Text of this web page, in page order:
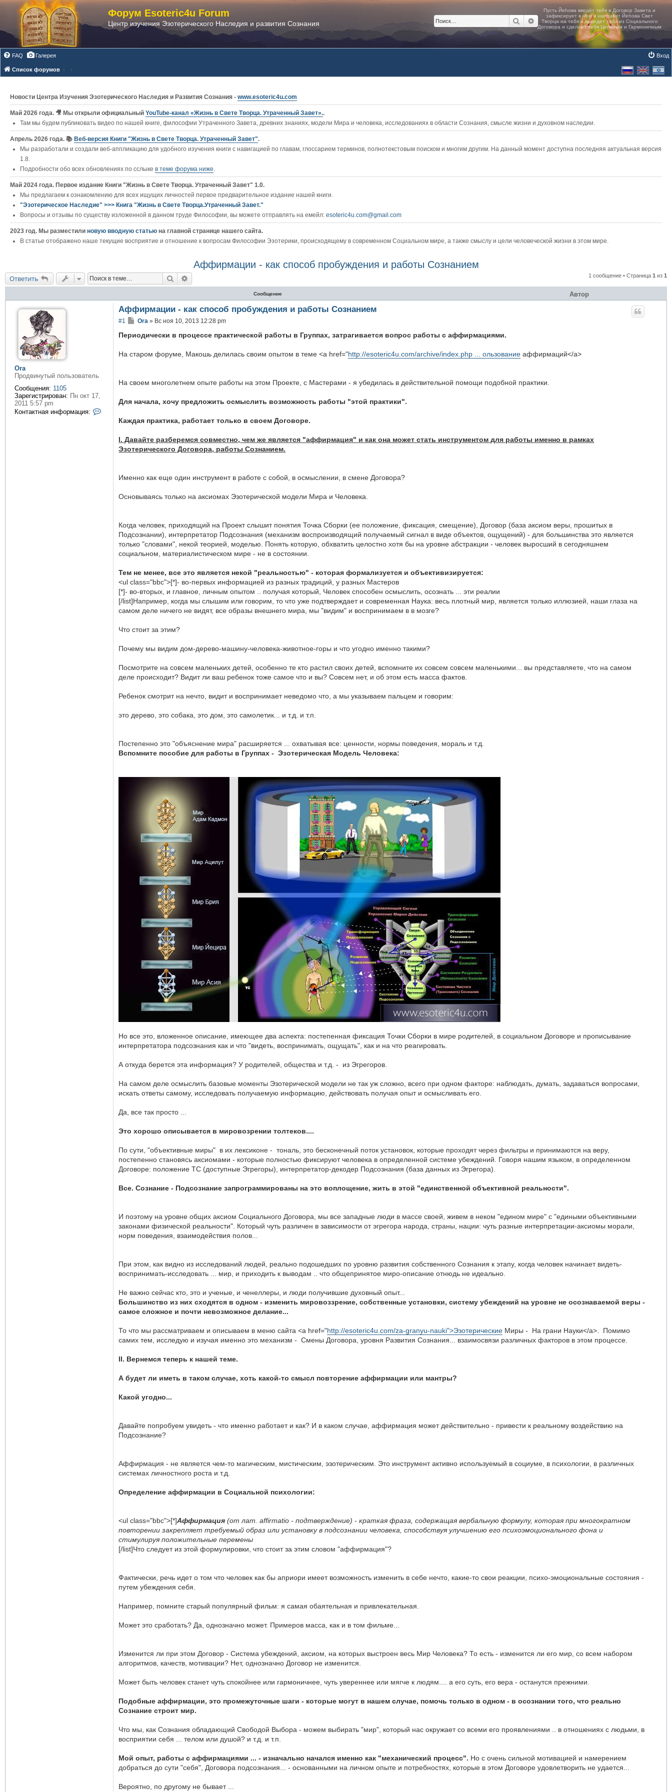
Форум Esoteric4u Forum
Центр изучения Эзотерического Наследия и развития Сознания Поиск Расширенный поиск
FAQ Галерея Вход
Список форумов
Новости Центра Изучения Эзотерического Наследия и Развития Сознания - www.esoteric4u.com
Май 2026 года. 🎥 Мы открыли официальный YouTube‑канал «Жизнь в Свете Творца. Утраченный Завет»..
Там мы будем публиковать видео по нашей книге, философии Утраченного Завета, древних знаниях, модели Мира и человека, исследованиях в области Сознания, смысле жизни и духовном наследии.
Апрель 2026 года. 📚 Веб-версия Книги "Жизнь в Свете Творца. Утраченный Завет".
Мы разработали и создали веб-аппликацию для удобного изучения книги c навигацией по главам, глоссарием терминов, полнотекстовым поиском и многим другим. На данный момент доступна последняя актуальная версия
1.8.
Подробности обо всех обновлениях по сслыке в теме форума ниже.
Май 2024 года. Первое издание Книги "Жизнь в Свете Творца. Утраченный Завет" 1.0.
Мы предлагаем к ознакомлению для всех ищущих личностей первое предварительное издание нашей книги.
"Эзотерическое Наследие" >>> Книга "Жизнь в Свете Творца.Утраченный Завет."
Вопросы и отзывы по существу изложенной в данном труде Философии, вы можете отправлять на емейл: esoteric4u.com@gmail.com
2023 год. Мы разместили новую вводную статью на главной странице нашего сайта.
В статье отображено наше текущие восприятие и отношение к вопросам Философии Эзотерики, происходящему в современном Социальном мире, а также смыслу и цели человеческой жизни в этом мире.
Аффирмации - как способ пробуждения и работы Сознанием
Ответить Поиск 1 сообщение • Страница 1 из 1
Сообщение Автор
Ora
Продвинутый пользователь
Сообщения: 1105
Зарегистрирован: Пн окт 17,
2011 5:57 pm
Контактная информация:
Аффирмации - как способ пробуждения и работы Сознанием
#1
С
о
е
Ora » Вс ноя 10, 2013 12:28 pm
Периодически в процессе практической работы в Группах, затрагивается вопрос работы с аффирмациями.
На старом форуме, Макошь делилась своим опытом в теме <a href="http://esoteric4u.com/archive/index.php ... ользование аффирмаций</a>
На своем многолетнем опыте работы на этом Проекте, с Мастерами - я убедилась в действительной помощи подобной практики.
Для начала, хочу предложить осмыслить возможность работы "этой практики".
Каждая практика, работает только в своем Договоре.
I. Давайте разберемся совместно, чем же является "аффирмация" и как она может стать инструментом для работы именно в рамках
Эзотерического Договора, работы Сознанием.
Именно как еще один инструмент в работе с собой, в осмыслении, в смене Договора?
Основываясь только на аксиомах Эзотерической модели Мира и Человека.
Когда человек, приходящий на Проект слышит понятия Точка Сборки (ее положение, фиксация, смещение), Договор (база аксиом веры, прошитых в
Подсознании), интерпретатор Подсознания (механизм воспроизводящий получаемый сигнал в виде объектов, ощущений) - для большинства это является
только "словами", некой теорией, моделью. Понять которую, обхватить целостно хотя бы на уровне абстракции - человек выросший в сегодняшнем
социальном, материалистическом мире - не в состоянии.
Тем не менее, все это является некой "реальностью" - которая формализуется и объективизируется:
<ul class="bbc">[*]- во-первых информацией из разных традиций, у разных Мастеров
[*]- во-вторых, и главное, личным опытом .. получая который, Человек способен осмыслить, осознать ... эти реалии
[/list]Например, когда мы слышим или говорим, то что уже подтверждает и современная Наука: весь плотный мир, является только иллюзией, наши глаза на
самом деле ничего не видят, все образы внешнего мира, мы "видим" и воспринимаем в в мозге?
Что стоит за этим?
Почему мы видим дом-дерево-машину-человека-животное-горы и что угодно именно такими?
Посмотрите на совсем маленьких детей, особенно те кто растил своих детей, вспомните их совсем совсем маленькими... вы представляете, что на самом
деле происходит? Видит ли ваш ребенок тоже самое что и вы? Совсем нет, и об этом есть масса фактов.
Ребенок смотрит на нечто, видит и воспринимает неведомо что, а мы указываем пальцем и говорим:
это дерево, это собака, это дом, это самолетик... и т.д. и т.п.
Постепенно это "объяснение мира" расширяется ... охватывая все: ценности, нормы поведения, мораль и т.д.
Вспомните пособие для работы в Группах - Эзотерическая Модель Человека:
Но все это, вложенное описание, имеющее два аспекта: постепенная фиксация Точки Сборки в мире родителей, в социальном Договоре и прописывание
интерпретатора подсознания как и что "видеть, воспринимать, ощущать", как и на что реагировать.
А откуда берется эта информация? У родителей, общества и т.д. - из Эгрегоров.
На самом деле осмыслить базовые моменты Эзотерической модели не так уж сложно, всего при одном факторе: наблюдать, думать, задаваться вопросами,
искать ответы самому, исследовать получаемую информацию, действовать получая опыт и осмысливать его.
Да, все так просто ...
Это хорошо описывается в мировозрении толтеков....
По сути, "объективные миры" в их лексиконе - тональ, это бесконечный поток установок, которые проходят через фильтры и принимаются на веру,
постепенно становясь аксиомами - которые полностью фиксируют человека в определенной системе убеждений. Говоря нашим языком, в определенном
Договоре: положение ТС (доступные Эгрегоры), интерпретатор-декодер Подсознания (база данных из Эгрегора).
Все. Сознание - Подсознание запрограммированы на это воплощение, жить в этой "единственной объективной реальности".
И поэтому на уровне общих аксиом Социального Договора, мы все западные люди в массе своей, живем в неком "едином мире" с "едиными объективными
законами физической реальности". Который чуть различен в зависимости от эгрегора народа, страны, нации: чуть разные интерпретации-аксиомы морали,
норм поведения, взаимодействия полов...
При этом, как видно из исследований людей, реально подошедших по уровню развития собственного Сознания к этапу, когда человек начинает видеть-
воспринимать-исследовать ... мир, и приходить к выводам .. что общепринятое миро-описание отнюдь не идеально.
Не важно сейчас кто, это и ученые, и ченеллеры, и люди получившие духовный опыт...
Большинство из них сходятся в одном - изменить мировоззрение, собственные установки, систему убеждений на уровне не осознаваемой веры -
самое сложное и почти невозможное делание...
То что мы рассматриваем и описываем в меню сайта <a href="http://esoteric4u.com/za-granyu-nauki">Эзотерические Миры - На грани Науки</a>. Помимо
самих тем, исследую и изучая именно это механизм - Смены Договора, уровня Развития Сознания... взаимосвязи различных факторов в этом процессе.
II. Вернемся теперь к нашей теме.
А будет ли иметь в таком случае, хоть какой-то смысл повторение аффирмации или мантры?
Какой угодно...
Давайте попробуем увидеть - что именно работает и как? И в каком случае, аффирмация может действительно - привести к реальному воздействию на
Подсознание?
Аффирмация - не является чем-то магическим, мистическим, эзотерическим. Это инструмент активно используемый в социуме, в психологии, в различных
системах личностного роста и т.д.
Определение аффирмации в Социальной психологии:
<ul class="bbc">[*]Аффирмация (от лат. affirmatio - подтверждение) - краткая фраза, содержащая вербальную формулу, которая при многократном
повторении закрепляет требуемый образ или установку в подсознании человека, способствуя улучшению его психоэмоционального фона и
стимулируя положительные перемены
[/list]Что следует из этой формулировки, что стоит за этим словом "аффирмация"?
Фактически, речь идет о том что человек как бы априори имеет возможность изменить в себе нечто, какие-то свои реакции, психо-эмоциональные состояния -
путем убеждения себя.
Например, помните старый популярный фильм: я самая обаятельная и привлекательная.
Может это сработать? Да, однозначно может. Примеров масса, как и в том фильме...
Изменится ли при этом Договор - Система убеждений, аксиом, на которых выстроен весь Мир Человека? То есть - изменится ли его мир, со всем набором
алгоритмов, качеств, мотивации? Нет, однозначно Договор не изменится.
Может быть человек станет чуть спокойнее или гармоничнее, чуть увереннее или мягче к людям.... а его суть, его вера - останутся прежними.
Подобные аффирмации, это промежуточные шаги - которые могут в нашем случае, помочь только в одном - в осознании того, что реально
Сознание строит мир.
Что мы, как Сознания обладающий Свободой Выбора - можем выбирать "мир", который нас окружает со всеми его проявлениями .. в отношениях с людьми, в
восприятии себя ... телом или душой? и т.д. и т.п.
Мой опыт, работы с аффирмациями ... - изначально начался именно как "механический процесс". Но с очень сильной мотивацией и намерением
добраться до сути "себя", Договора подсознания... - основанными на личном опыте и потребностях, которые в этом Договоре удовлетворить не удается...
Вероятно, по другому не бывает ...